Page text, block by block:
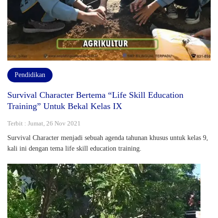
Pendidikan
Survival Character Bertema “Life Skill Education
Training” Untuk Bekal Kelas IX
Terbit : Jumat, 26 Nov 2021
Survival Character menjadi sebuah agenda tahunan khusus untuk kelas 9,
kali ini dengan tema life skill education training.